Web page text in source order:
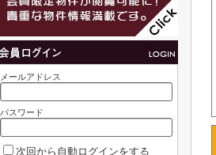
メールアドレス
パスワード
次回から自動ログインをする